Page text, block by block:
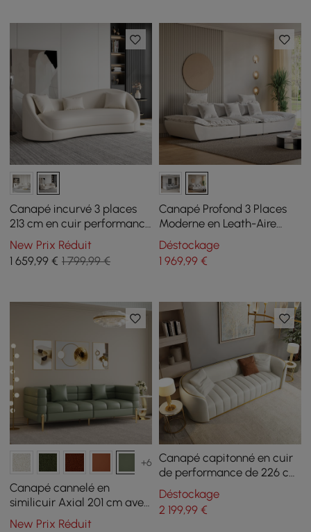
Canapé incurvé 3 places
213 cm en cuir performance
avec coussins
New Prix Réduit
1 659,99 € 1 799,99 €
Canapé Profond 3 Places
Moderne en Leath-Aire
Blanc 2780 mm avec
Dossier Réglable
Déstockage
1 969,99€
+6
Canapé cannelé en
similicuir Axial 201 cm avec
pieds dorés et oreillers
New Prix Réduit
Canapé capitonné en cuir
de performance de 226 cm
avec pieds dorés
Déstockage
2 199,99€